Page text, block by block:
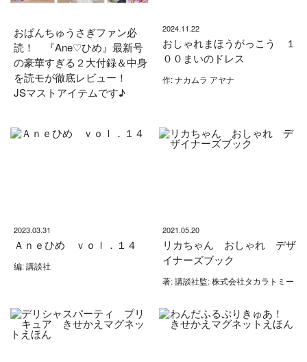
おぱんちゅうさぎファン必
読！ 『Ane♡ひめ』最新号
の豪華すぎる２大付録＆中身
を読モが徹底レビュー！
JSマストアイテムです♪
2024.11.22
おしゃれまほうがっこう １
００まいのドレス
作: ナカムラ アヤナ
2023.03.31
Ａｎｅひめ ｖｏｌ．１４
編: 講談社
2021.05.20
リカちゃん おしゃれ デザ
イナーズブック
著: 講談社監: 株式会社タカラトミー